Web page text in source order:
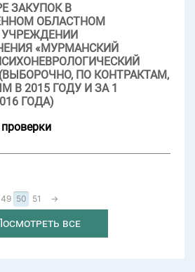
ЗАКУПОК В
ОБЛАСТНОМ
«МУРМАНСКИЙ
ПО КОНТРАКТАМ,
В 2015 ГОДУ И ЗА 1
ГОДА)
49 50 51 →
все